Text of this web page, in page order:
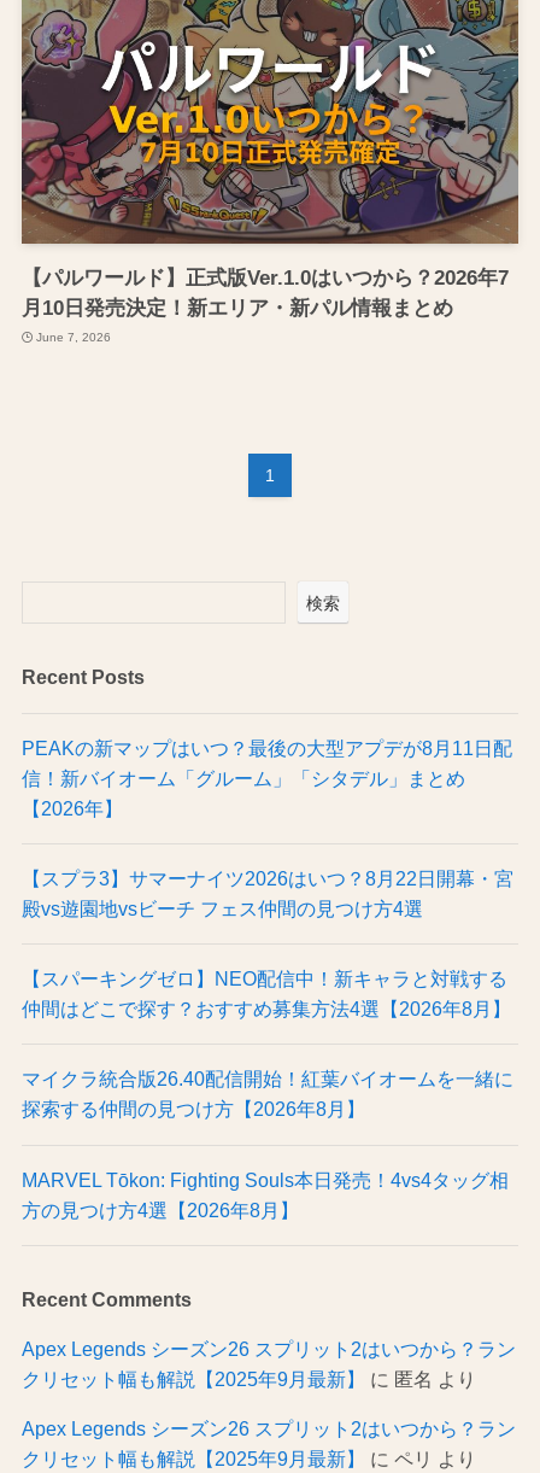
【パルワールド】正式版Ver.1.0はいつから？2026年7
月10日発売決定！新エリア・新パル情報まとめ
June 7, 2026
1
検索
Recent Posts
PEAKの新マップはいつ？最後の大型アプデが8月11日配
信！新バイオーム「グルーム」「シタデル」まとめ
【2026年】
【スプラ3】サマーナイツ2026はいつ？8月22日開幕・宮
殿vs遊園地vsビーチ フェス仲間の見つけ方4選
【スパーキングゼロ】NEO配信中！新キャラと対戦する
仲間はどこで探す？おすすめ募集方法4選【2026年8月】
マイクラ統合版26.40配信開始！紅葉バイオームを一緒に
探索する仲間の見つけ方【2026年8月】
MARVEL Tōkon: Fighting Souls本日発売！4vs4タッグ相
方の見つけ方4選【2026年8月】
Recent Comments
Apex Legends シーズン26 スプリット2はいつから？ラン
クリセット幅も解説【2025年9月最新】
に 匿名 より
Apex Legends シーズン26 スプリット2はいつから？ラン
クリセット幅も解説【2025年9月最新】
に ペリ より